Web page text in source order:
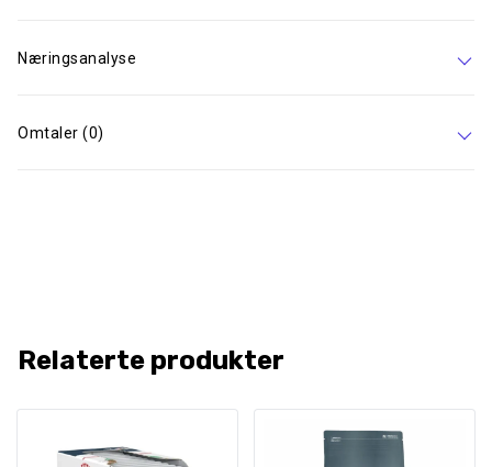
Næringsanalyse
Omtaler (0)
Relaterte produkter